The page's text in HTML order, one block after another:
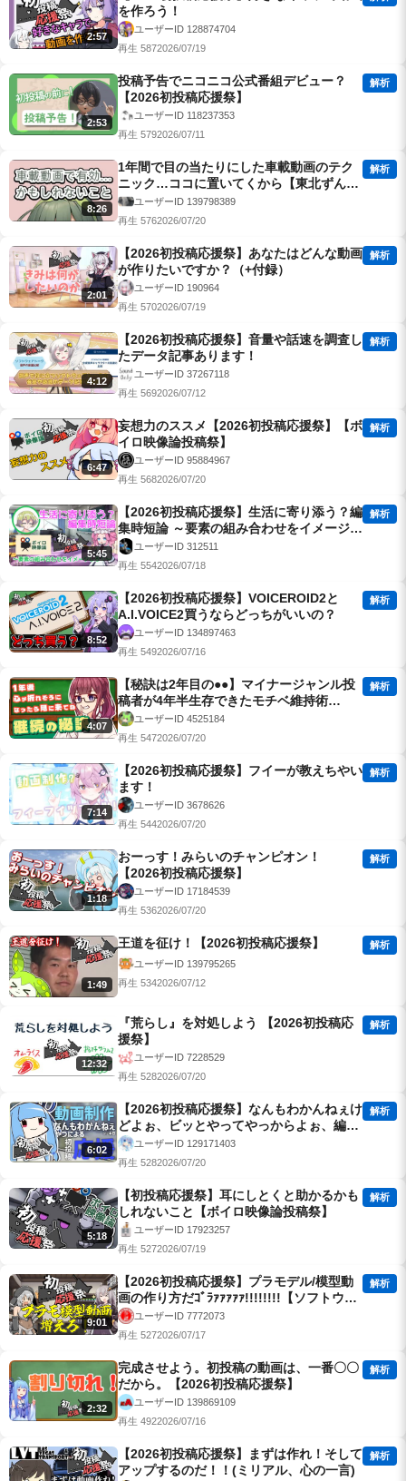
2:57
を作ろう！
ユーザーID 128874704
再生 5872026/07/19
2:53
投稿予告でニコニコ公式番組デビュー？
【2026初投稿応援祭】
解析
ユーザーID 118237353
再生 5792026/07/11
8:26
1年間で目の当たりにした車載動画のテク
ニック…ココに置いてくから【東北ずん子
解説？】
解析
ユーザーID 139798389
再生 5762026/07/20
2:01
【2026初投稿応援祭】あなたはどんな動画
が作りたいですか？（+付録）
解析
ユーザーID 190964
再生 5702026/07/19
4:12
【2026初投稿応援祭】音量や話速を調査し
たデータ記事あります！
解析
ユーザーID 37267118
再生 5692026/07/12
6:47
妄想力のススメ【2026初投稿応援祭】【ボ
イロ映像論投稿祭】
解析
ユーザーID 95884967
再生 5682026/07/20
5:45
【2026初投稿応援祭】生活に寄り添う？編
集時短論 ～要素の組み合わせをイメージし
ろ！～【ボイロ映像論投稿祭】
解析
ユーザーID 312511
再生 5542026/07/18
8:52
【2026初投稿応援祭】VOICEROID2と
A.I.VOICE2買うならどっちがいいの？
解析
ユーザーID 134897463
再生 5492026/07/16
4:07
【秘訣は2年目の●●】マイナージャンル投
稿者が4年半生存できたモチベ維持術
【2026初投稿応援祭】
解析
ユーザーID 4525184
再生 5472026/07/20
7:14
【2026初投稿応援祭】フイーが教えちやい
ます！
解析
ユーザーID 3678626
再生 5442026/07/20
1:18
おーっす！みらいのチャンピオン！
【2026初投稿応援祭】
解析
ユーザーID 17184539
再生 5362026/07/20
1:49
王道を征け！【2026初投稿応援祭】
解析
ユーザーID 139795265
再生 5342026/07/12
12:32
『荒らし』を対処しよう 【2026初投稿応
援祭】
解析
ユーザーID 7228529
再生 5282026/07/20
6:02
【2026初投稿応援祭】なんもわかんねぇけ
どよぉ、ビッとやってやっからよぉ、編集
ならいつでもやってやんよぉ！by〇越総本
部毘沙門天アオイさん
解析
ユーザーID 129171403
再生 5282026/07/20
5:18
【初投稿応援祭】耳にしとくと助かるかも
しれないこと【ボイロ映像論投稿祭】
解析
ユーザーID 17923257
再生 5272026/07/19
9:01
【2026初投稿応援祭】プラモデル/模型動
画の作り方だｺﾞﾗｧｧｧｧｧ!!!!!!!!【ソフトウェ
アトーク】
解析
ユーザーID 7772073
再生 5272026/07/17
2:32
完成させよう。初投稿の動画は、一番〇〇
だから。【2026初投稿応援祭】
解析
ユーザーID 139869109
再生 4922026/07/16
【2026初投稿応援祭】まずは作れ！そして
アップするのだ！！(ミリアル、心の一言)
解析